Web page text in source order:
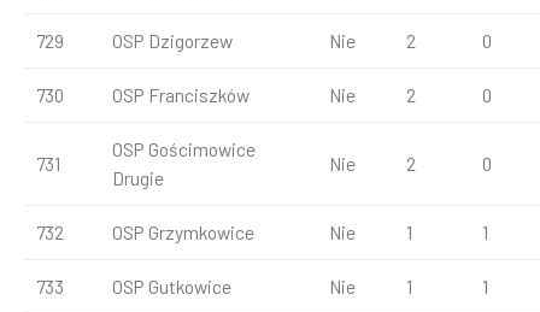
729 OSP Dzigorzew Nie 2 0
730 OSP Franciszków Nie 2 0
731
OSP Gościmowice
Drugie
Nie 2 0
732 OSP Grzymkowice Nie 1 1
733 OSP Gutkowice Nie 1 1